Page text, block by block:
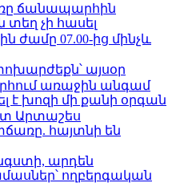
ճանապարհին
տեղ չի հասել
ին ժամը 07.00-ից մինչև
այսօր
առաջին անգամ
խոզի մի քանի օրգան
Արտաշես
հայտնի են
արդեն
ողբերգական